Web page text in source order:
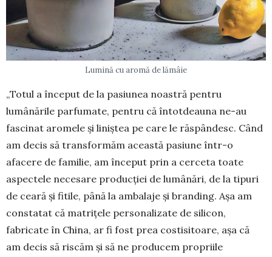
Lumină cu aromă de lămâie
„Totul a început de la pasiunea noastră pentru
lumânările parfumate, pentru că întotdeauna ne-au
fascinat aromele și liniștea pe care le răspândesc. Când
am decis să transformăm această pasiune într-o
afacere de familie, am început prin a cerceta toate
aspectele necesare producției de lumânări, de la tipuri
de ceară și fitile, până la ambalaje și branding. Așa am
constatat că matrițele personalizate de silicon,
fabricate în China, ar fi fost prea costisitoare, așa că
am decis să riscăm și să ne producem propriile